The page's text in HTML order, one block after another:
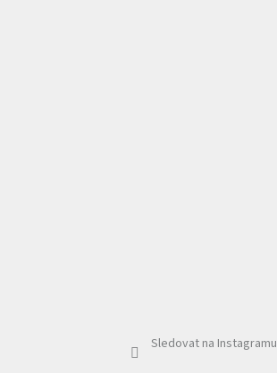
Sledovat na Instagramu